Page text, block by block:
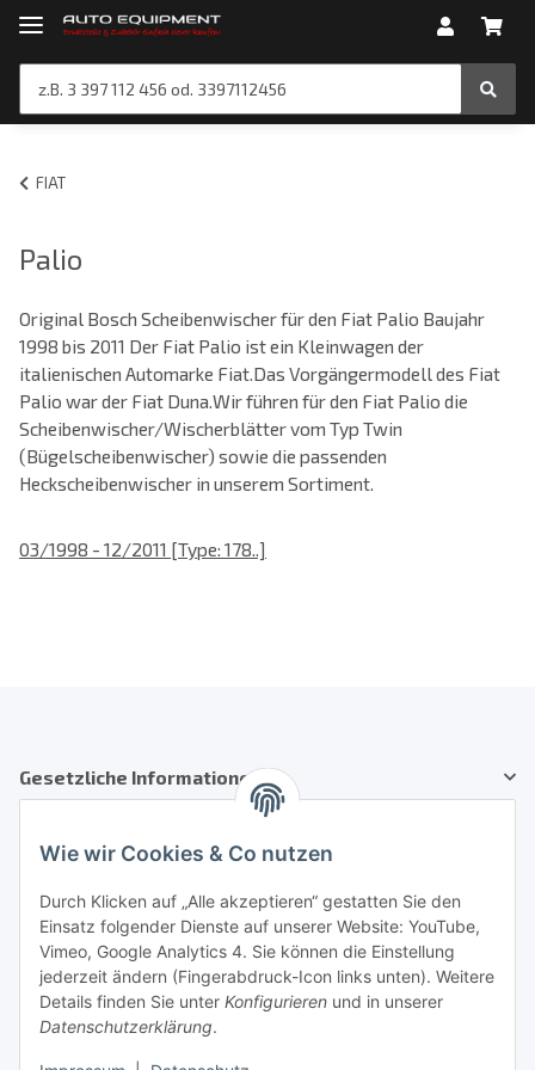
FIAT
Palio
Original Bosch Scheibenwischer für den Fiat Palio Baujahr
1998 bis 2011 Der Fiat Palio ist ein Kleinwagen der
italienischen Automarke Fiat.Das Vorgängermodell des Fiat
Palio war der Fiat Duna.Wir führen für den Fiat Palio die
Scheibenwischer/Wischerblätter vom Typ Twin
(Bügelscheibenwischer) sowie die passenden
Heckscheibenwischer in unserem Sortiment.
03/1998 - 12/2011 [Type: 178..]
Gesetzliche Informationen
Email: info@auto-equipment.ch
Sie benötigen Hilfe?
Informationen
Wie wir Cookies & Co nutzen
Durch Klicken auf „Alle akzeptieren“ gestatten Sie den
Einsatz folgender Dienste auf unserer Website: YouTube,
Vimeo, Google Analytics 4. Sie können die Einstellung
jederzeit ändern (Fingerabdruck-Icon links unten). Weitere
Details finden Sie unter Konfigurieren und in unserer
Datenschutzerklärung.